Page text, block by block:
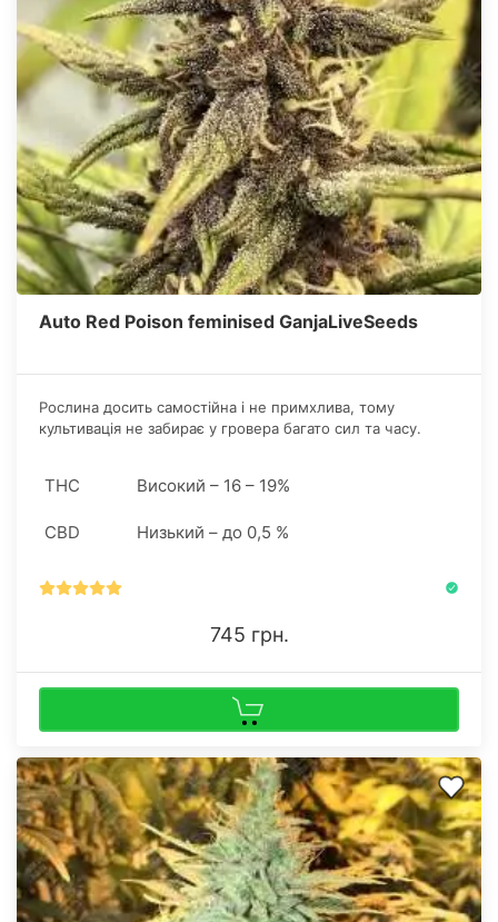
Auto Red Poison feminised GanjaLiveSeeds
Рослина досить самостійна і не примхлива, тому
культивація не забирає у гровера багато сил та часу.
THC Високий – 16 – 19%
CBD Низький – до 0,5 %
745 грн.